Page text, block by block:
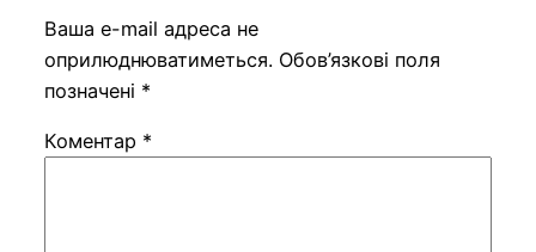
Ваша e-mail адреса не
оприлюднюватиметься. Обов’язкові поля
позначені *
Коментар *